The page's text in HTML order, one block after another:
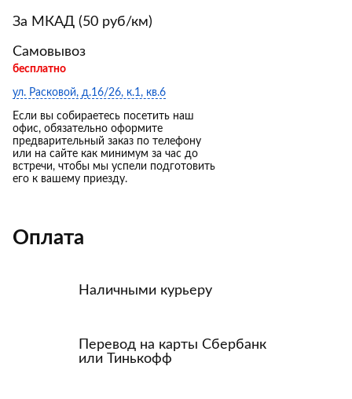
За МКАД (50 руб/км)
Самовывоз
бесплатно
ул. Расковой, д.16/26, к.1, кв.6
Если вы собираетесь посетить наш
офис, обязательно оформите
предварительный заказ по телефону
или на сайте как минимум за час до
встречи, чтобы мы успели подготовить
его к вашему приезду.
Оплата
Наличными курьеру
Перевод на карты Сбербанк
или Тинькофф